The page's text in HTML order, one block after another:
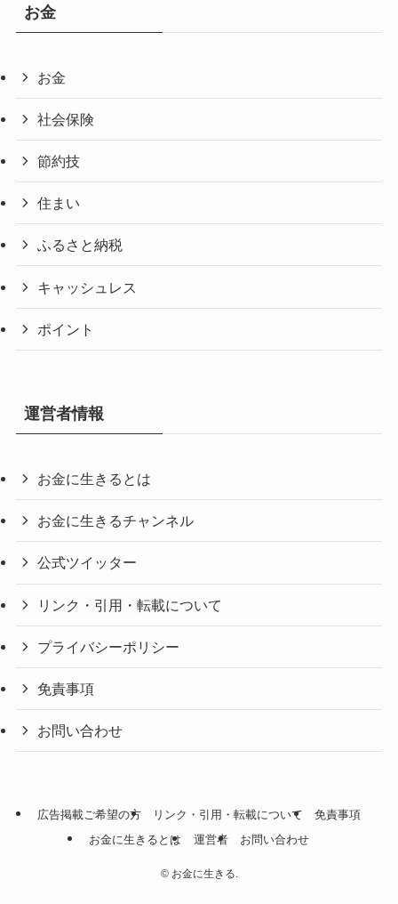
お金
お金
社会保険
節約技
住まい
ふるさと納税
キャッシュレス
ポイント
運営者情報
お金に生きるとは
お金に生きるチャンネル
公式ツイッター
リンク・引用・転載について
プライバシーポリシー
免責事項
お問い合わせ
広告掲載ご希望の方 リンク・引用・転載について
免責事項
お金に生きるとは
運営者 お問い合わせ
©お金に生きる.